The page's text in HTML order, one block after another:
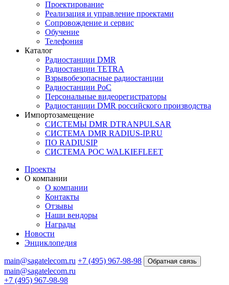
Проектирование
Реализация и управление проектами
Сопровождение и сервис
Обучение
Телефония
Каталог
Радиостанции DMR
Радиостанции TETRA
Взрывобезопасные радиостанции
Радиостанции PoC
Персональные видеорегистраторы
Радиостанции DMR российского производства
Импортозамещение
СИСТЕМЫ DMR DTRANPULSAR
СИСТЕМА DMR RADIUS-IP.RU
ПО RADIUSIP
CИСТЕМА POC WALKIEFLEET
Проекты
О компании
О компании
Контакты
Отзывы
Наши вендоры
Награды
Новости
Энциклопедия
main@sagatelecom.ru +7 (495) 967-98-98 Обратная связь
main@sagatelecom.ru
+7 (495) 967-98-98